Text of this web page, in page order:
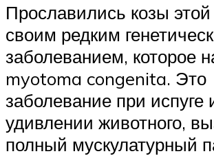
Прославились козы
своим редким
заболеванием, которое
myotoma congenita. Это
заболевание при испуге
удивлении животного,
полный мускулатурный